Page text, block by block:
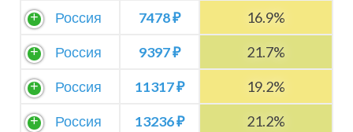
Россия 7478 ₽
16.9%
Россия
9397 ₽
21.7%
Россия
11317 ₽
19.2%
Россия
13236 ₽
21.2%